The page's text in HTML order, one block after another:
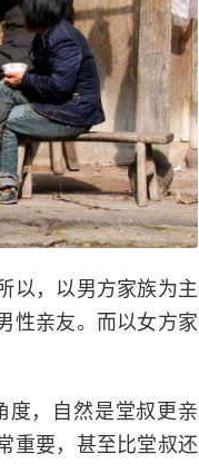
以，以男方家族为主
性亲友。而以女方家
度，自然是堂叔更亲
重要，甚至比堂叔还